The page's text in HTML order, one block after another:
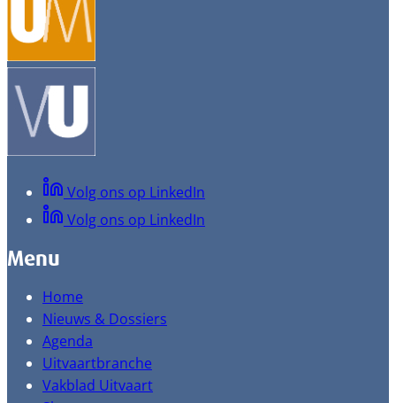
Volg ons op LinkedIn
Volg ons op LinkedIn
Menu
Home
Nieuws & Dossiers
Agenda
Uitvaartbranche
Vakblad Uitvaart